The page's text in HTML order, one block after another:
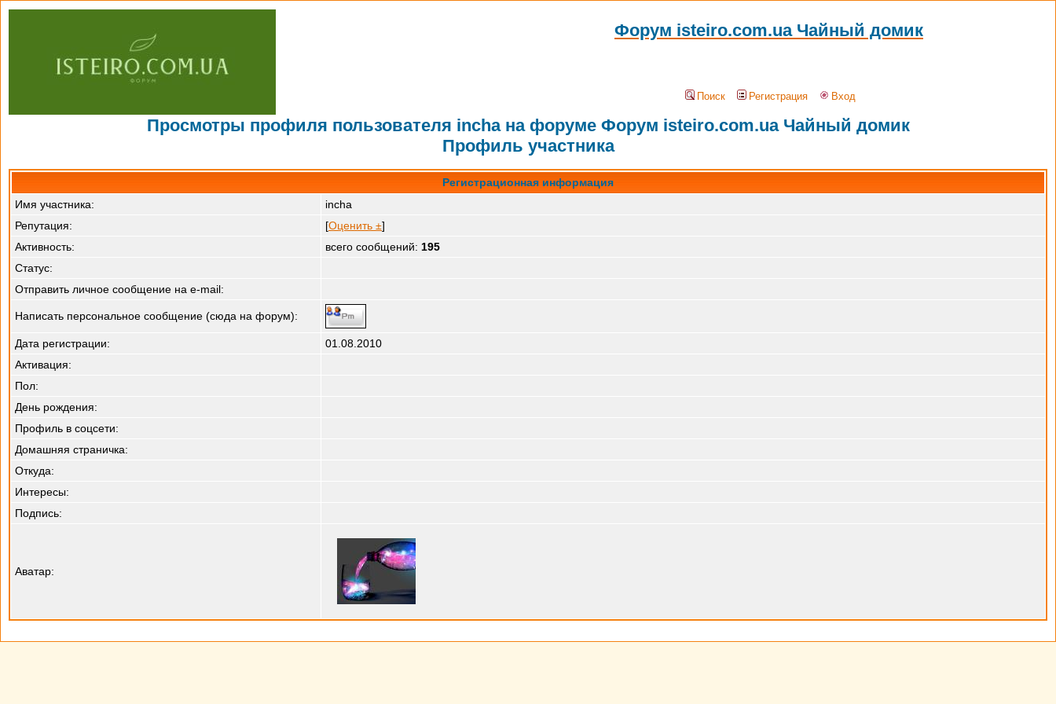
Форум isteiro.com.ua Чайный домик
Поиск Регистрация Вход
Просмотры профиля пользователя incha на форуме Форум isteiro.com.ua Чайный домик
Профиль участника
Регистрационная информация
Имя участника:
incha
Репутация:
[Оценить ±]
Активность:
всего сообщений: 195
Статус:
Отправить личное сообщение на e-mail:
Написать персональное сообщение (сюда на форум):
Дата регистрации:
01.08.2010
Активация:
Пол:
День рождения:
Профиль в соцсети:
Домашняя страничка:
Откуда:
Интересы:
Подпись:
Аватар: